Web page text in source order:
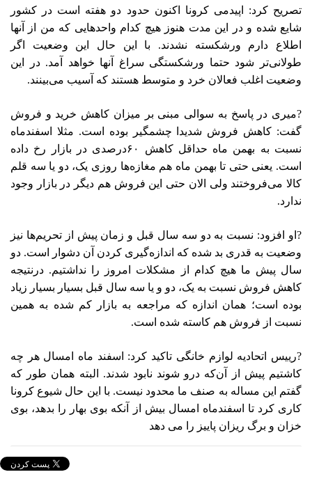
تصریح کرد: اپیدمی کرونا اکنون حدود دو هفته است در کشور
شایع شده و در این مدت هنوز هیچ کدام واحدهایی که من از آنها
اطلاع دارم ورشکسته نشدند. با این حال این وضعیت اگر
طولانی‌تر شود حتما ورشکستگی سراغ آنها خواهد آمد. در این
وضعیت اغلب فعالان خرد و متوسط هستند که آسیب می‌بینند.
?میری در پاسخ به سوالی مبنی بر میزان کاهش خرید و فروش
گفت: کاهش فروش شدیدا چشمگیر بوده است. مثلا اسفندماه
نسبت به بهمن ماه حداقل کاهش ۶۰درصدی در بازار رخ داده
است. یعنی حتی تا بهمن ماه هم مغازه‌ها روزی یک، دو یا سه قلم
کالا می‌فروختند ولی الان حتی این فروش هم دیگر در بازار وجود
ندارد.
?او افزود: نسبت به دو سه سال قبل و زمان پیش از تحریم‌ها نیز
وضعیت به قدری بد شده که اندازه‌گیری کردن آن دشوار است. دو
سال پیش ما هیچ کدام از مشکلات امروز را نداشتیم. درنتیجه
کاهش فروش نسبت به یک، دو و یا سه سال قبل بسیار بسیار زیاد
بوده است؛ همان اندازه که مراجعه به بازار کم شده به همین
نسبت از فروش هم کاسته شده است.
?رییس اتحادیه لوازم خانگی تاکید کرد: اسفند ماه امسال هر چه
کاشتیم پیش از آن‌که درو شوند نابود شدند. البته همان طور که
گفتم این مساله به صنف ما محدود نیست. با این حال شیوع کرونا
کاری کرد تا اسفندماه امسال بیش از آنکه بوی بهار را بدهد، بوی
خزان و برگ ریزان پاییز را می‌ دهد